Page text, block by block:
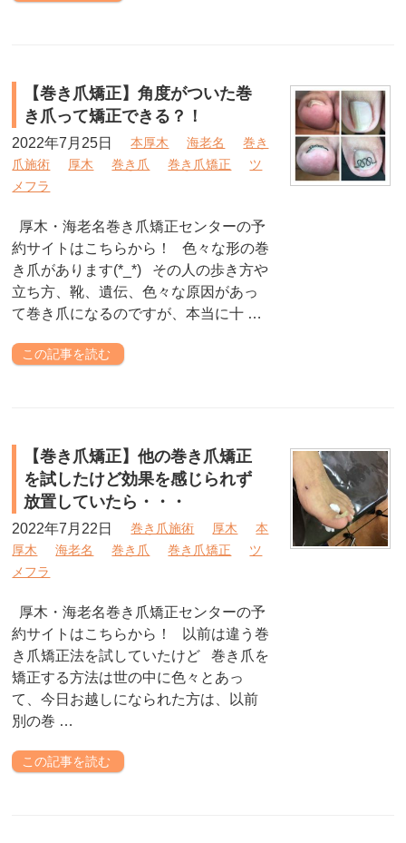
【巻き爪矯正】角度がついた巻
き爪って矯正できる？！
2022年7月25日 本厚木 海老名
巻き
爪施術
厚木 巻き爪 巻き爪矯正
ツ
メフラ
厚木・海老名巻き爪矯正センターの予
約サイトはこちらから！ 色々な形の巻
き爪があります(*_*) その人の歩き方や
立ち方、靴、遺伝、色々な原因があっ
て巻き爪になるのですが、本当に十 …
この記事を読む
【巻き爪矯正】他の巻き爪矯正
を試したけど効果を感じられず
放置していたら・・・
2022年7月22日 巻き爪施術 厚木
本
厚木
海老名 巻き爪 巻き爪矯正
ツ
メフラ
厚木・海老名巻き爪矯正センターの予
約サイトはこちらから！ 以前は違う巻
き爪矯正法を試していたけど 巻き爪を
矯正する方法は世の中に色々とあっ
て、今日お越しになられた方は、以前
別の巻 …
この記事を読む